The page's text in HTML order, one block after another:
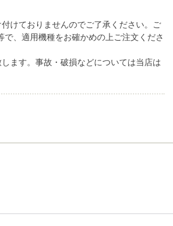
けておりませんのでご了承ください。ご
、適用機種をお確かめの上ご注文くださ
ます。事故・破損などについては当店は